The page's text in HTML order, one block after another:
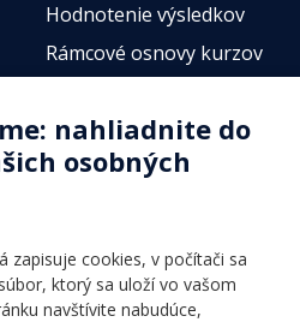
Hodnotenie výsledkov
Rámcové osnovy kurzov
Online testy
nahliadnite do
osobných
zapisuje cookies, v počítači sa
ktorý sa uloží vo vašom
navštívite nabudúce,